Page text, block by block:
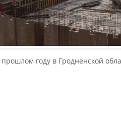
прошлом году в Гродненской